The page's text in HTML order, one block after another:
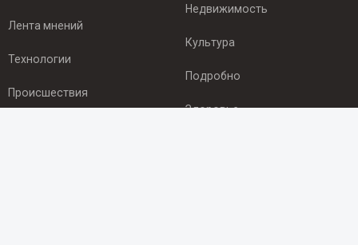
Лента мнений
Технологии
Происшествия
Недвижимость
Культура
Подробно
Здоровье